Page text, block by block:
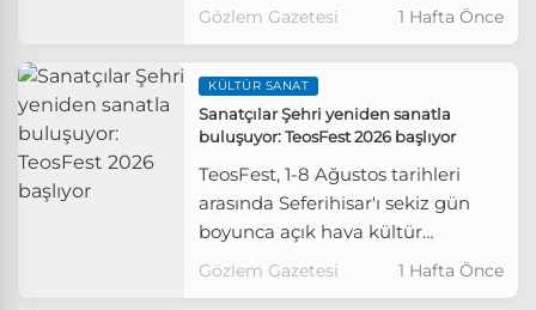
Gözlem Gazetesi 1 Hafta Önce
KÜLTÜR SANAT
Sanatçılar Şehri yeniden sanatla
buluşuyor: TeosFest 2026 başlıyor
TeosFest, 1-8 Ağustos tarihleri
arasında Seferihisar'ı sekiz gün
boyunca açık hava kültür
sahnesine dönüştürecek. Müzik,
Gözlem Gazetesi 1 Hafta Önce